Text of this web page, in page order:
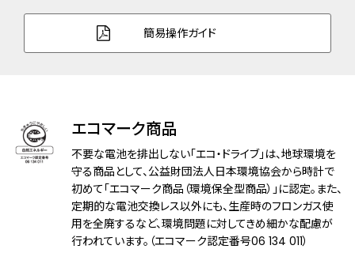
5気圧防水
過充電防止機能
フル充電時約7ヶ月可動
日本製
メーカー保証
国際保証3年間(購入後1年以内にMY
CITIZENご登録で国内保証5年間)
簡易操作ガイド
エコマーク商品
不要な電池を排出しない「エコ・ドライブ」は、地球環境を
守る商品として、公益財団法人日本環境協会から時計で
初めて「エコマーク商品（環境保全型商品）」に認定。また、
定期的な電池交換レス以外にも、生産時のフロンガス使
用を全廃するなど、環境問題に対してきめ細かな配慮が
行われています。（エコマーク認定番号06 134 011）